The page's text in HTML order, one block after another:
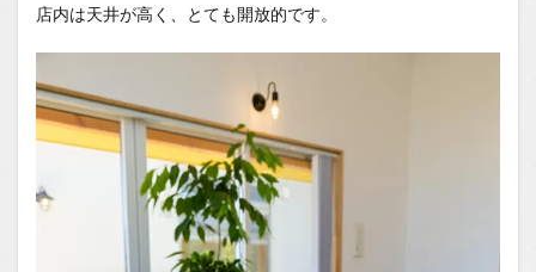
店内は天井が高く、とても開放的です。